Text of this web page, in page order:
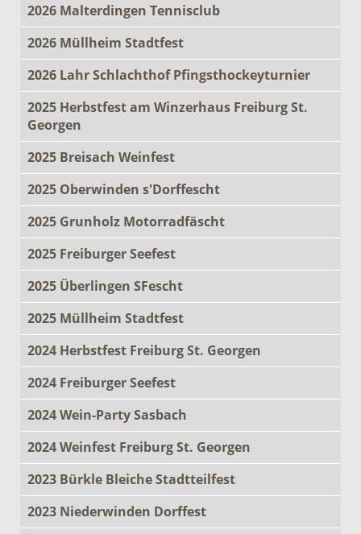
2026 Malterdingen Tennisclub
2026 Müllheim Stadtfest
2026 Lahr Schlachthof Pfingsthockeyturnier
2025 Herbstfest am Winzerhaus Freiburg St.
Georgen
2025 Breisach Weinfest
2025 Oberwinden s'Dorffescht
2025 Grunholz Motorradfäscht
2025 Freiburger Seefest
2025 Überlingen SFescht
2025 Müllheim Stadtfest
2024 Herbstfest Freiburg St. Georgen
2024 Freiburger Seefest
2024 Wein-Party Sasbach
2024 Weinfest Freiburg St. Georgen
2023 Bürkle Bleiche Stadtteilfest
2023 Niederwinden Dorffest